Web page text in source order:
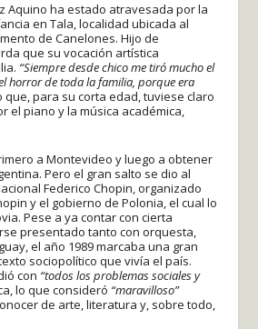
Aquino ha estado atravesada por la
en Tala, localidad ubicada al
de Canelones. Hijo de
que su vocación artística
“Siempre desde chico me tiró mucho el
horror de toda la familia, porque era
que, para su corta edad, tuviese claro
el piano y la música académica,
a Montevideo y luego a obtener
Pero el gran salto se dio al
Federico Chopin, organizado
y el gobierno de Polonia, el cual lo
Pese a ya contar con cierta
presentado tanto con orquesta,
el año 1989 marcaba una gran
sociopolítico que vivía el país.
con “todos los problemas sociales y
lo que consideró “maravilloso”
de arte, literatura y, sobre todo,